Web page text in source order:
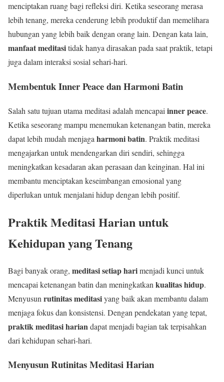
menciptakan ruang bagi refleksi diri. Ketika seseorang merasa
lebih tenang, mereka cenderung lebih produktif dan memelihara
hubungan yang lebih baik dengan orang lain. Dengan kata lain,
manfaat meditasitidak hanya dirasakan pada saat praktik, tetapi
juga dalam interaksi sosial sehari-hari.
Membentuk Inner Peace dan Harmoni Batin
Salah satu tujuan utama meditasi adalah mencapai inner peace.
Ketika seseorang mampu menemukan ketenangan batin, mereka
dapat lebih mudah menjaga harmoni batin. Praktik meditasi
mengajarkan untuk mendengarkan diri sendiri, sehingga
meningkatkan kesadaran akan perasaan dan keinginan. Hal ini
membantu menciptakan keseimbangan emosional yang
diperlukan untuk menjalani hidup dengan lebih positif.
Praktik Meditasi Harian untuk
Kehidupan yang Tenang
Bagi banyak orang, meditasi setiap harimenjadi kunci untuk
mencapai ketenangan batin dan meningkatkan kualitas hidup.
Menyusun rutinitas meditasiyang baik akan membantu dalam
menjaga fokus dan konsistensi. Dengan pendekatan yang tepat,
praktik meditasi harian dapat menjadi bagian tak terpisahkan
dari kehidupan sehari-hari.
Menyusun Rutinitas Meditasi Harian